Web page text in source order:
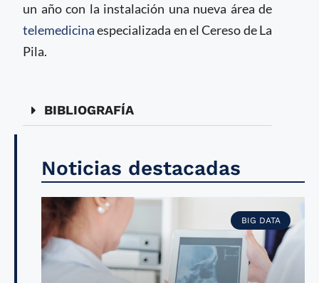
un año con la instalación una nueva área de
telemedicinaespecializada en el Cereso de La
Pila.
BIBLIOGRAFÍA
Noticias destacadas
BIG DATA